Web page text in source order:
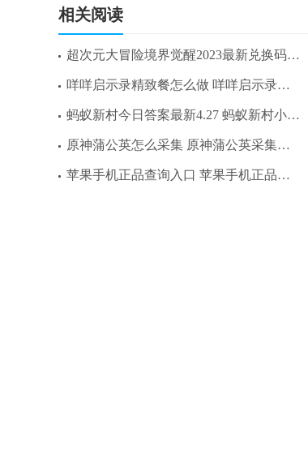
相关阅读
超次元大冒险境界觉醒2023最新兑换码 超次元大冒险境界觉醒最强阵容搭配攻略
咩咩启示录精致餐怎么做 咩咩启示录精致餐制作方法
蚂蚁新村今日答案最新4.27 蚂蚁新村小课堂今日答案最新4月27日
原神蒲公英怎么采集 原神蒲公英采集方法介绍
苹果手机正品查询入口 苹果手机正品验证方法